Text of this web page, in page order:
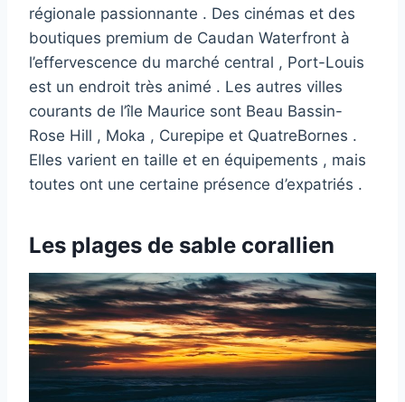
régionale passionnante . Des cinémas et des
boutiques premium de Caudan Waterfront à
l’effervescence du marché central , Port-Louis
est un endroit très animé . Les autres villes
courants de l’île Maurice sont Beau Bassin-
Rose Hill , Moka , Curepipe et QuatreBornes .
Elles varient en taille et en équipements , mais
toutes ont une certaine présence d’expatriés .
Les plages de sable corallien